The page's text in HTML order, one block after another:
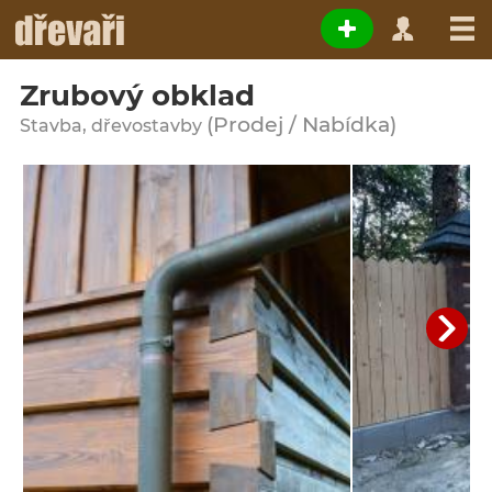
Zrubový obklad
Stavba, dřevostavby (Prodej / Nabídka)